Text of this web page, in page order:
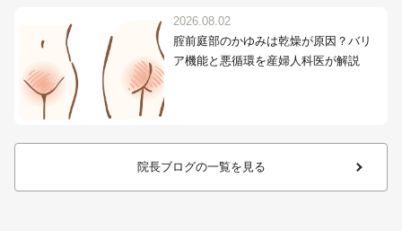
2026.08.02
腟前庭部のかゆみは乾燥が原因？バリ
ア機能と悪循環を産婦人科医が解説
院長ブログの一覧を見る